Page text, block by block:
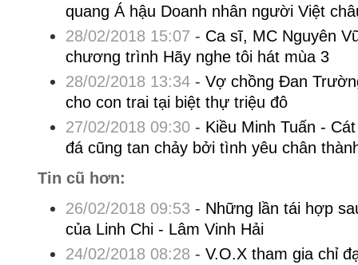
quang Á hậu Doanh nhân người Việt
28/02/2018 15:07 - Ca sĩ, MC Nguyên
chương trình Hãy nghe tôi hát mùa 3
28/02/2018 13:34- Vợ chồng Đan
cho con trai tại biệt thự triệu đô
27/02/2018 09:30- Kiều Minh Tuấn -
đá cũng tan chảy bởi tình yêu chân
Tin cũ hơn:
26/02/2018 09:53 - Những lần tái hợp
của Linh Chi - Lâm Vinh Hải
24/02/2018 08:28 - V.O.X tham gia chỉ